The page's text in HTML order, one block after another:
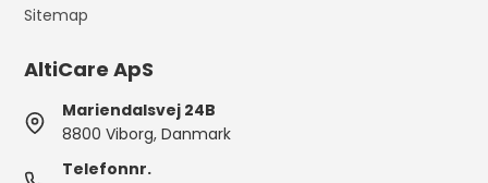
Sitemap
AltiCare ApS
Mariendalsvej 24B
8800 Viborg, Danmark
Telefonnr.